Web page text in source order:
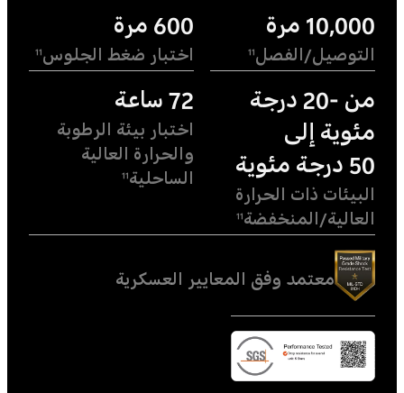
10,000 مرة
التوصيل/الفصل11
600 مرة
اختبار ضغط الجلوس11
من -20 درجة
مئوية إلى
50 درجة مئوية
البيئات ذات الحرارة
العالية/المنخفضة11
72 ساعة
اختبار بيئة الرطوبة
والحرارة العالية
الساحلية11
معتمد وفق المعايير العسكرية